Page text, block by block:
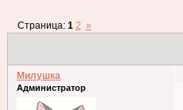
Страница: 1 2 »
Милушка
Администратор